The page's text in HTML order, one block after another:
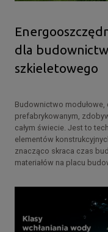
dla
szkieletowego
Budownictwo
prefabrykowanym,
całym świecie. Jest to
elementów
znacząco skraca czas
materiałów na placu